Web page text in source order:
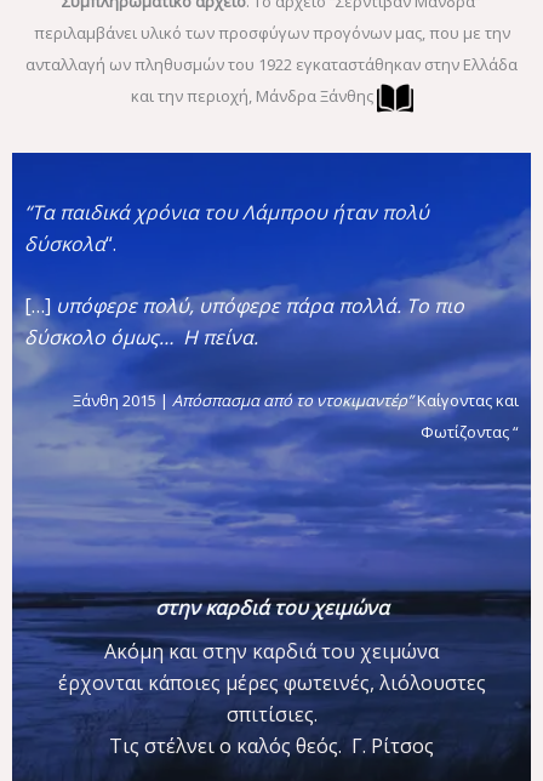
περιλαμβάνει υλικό των προσφύγων προγόνων μας, που με την
ανταλλαγή ων πληθυσμών του 1922 εγκαταστάθηκαν στην Ελλάδα
και την περιοχή, Μάνδρα Ξάνθης
“Τα παιδικά χρόνια του Λάμπρου ήταν πολύ
δύσκολα“.
[…] υπόφερε πολύ, υπόφερε πάρα πολλά. Το πιο
δύσκολο όμως… Η πείνα.
Ξάνθη 2015 | Απόσπασμα από το ντοκιμαντέρ”Καίγοντας και
Φωτίζοντας “
στην καρδιά του χειμώνα
Ακόμη και στην καρδιά του χειμώνα
έρχονται κάποιες μέρες φωτεινές, λιόλουστες
σπιτίσιες.
Τις στέλνει ο καλός θεός. Γ. Ρίτσος